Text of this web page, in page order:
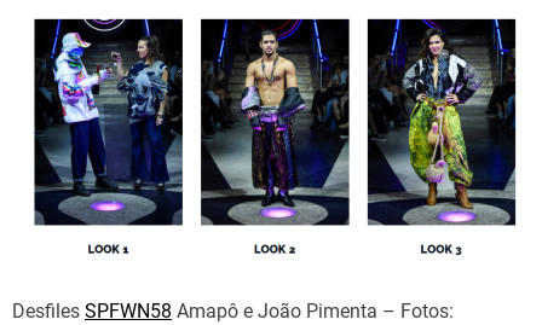
Desfiles SPFWN58 Amapô e João Pimenta – Fotos: